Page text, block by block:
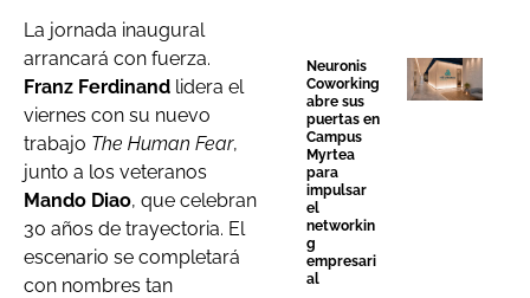
La jornada inaugural
arrancará con fuerza.
Franz Ferdinand lidera el
viernes con su nuevo
trabajo The Human Fear,
junto a los veteranos
Mando Diao, que celebran
30 años de trayectoria. El
escenario se completará
con nombres tan
Neuronis
Coworking
abre sus
puertas en
Campus
Myrtea
para
impulsar
el
networkin
g
empresari
al